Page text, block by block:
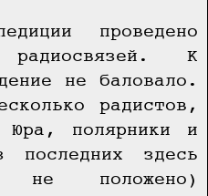
проведено
К
не баловало.
радистов,
Юра, полярники и
последних здесь
не положено)